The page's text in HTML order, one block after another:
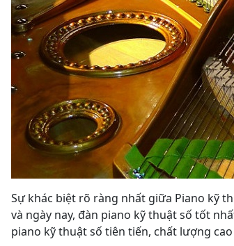
Sự khác biệt rõ ràng nhất giữa Piano kỹ
và ngày nay, đàn piano kỹ thuật số tốt
piano kỹ thuật số tiên tiến, chất lượng